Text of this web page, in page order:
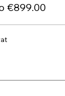
€899.00